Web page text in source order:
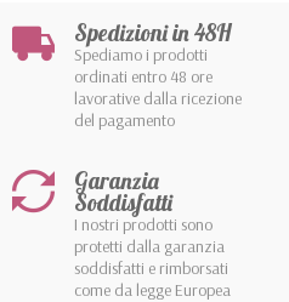
Spedizioni in 48H
Spediamo i prodotti
ordinati entro 48 ore
lavorative dalla ricezione
del pagamento
Garanzia
Soddisfatti
I nostri prodotti sono
protetti dalla garanzia
soddisfatti e rimborsati
come da legge Europea